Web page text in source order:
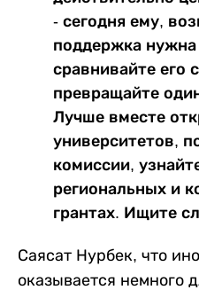
- сегодня ему,
поддержка
сравнивайте его
превращайте
Лучше вместе
университетов,
комиссии,
региональных и
грантах. Ищите
Саясат Нурбек, что
оказывается немного